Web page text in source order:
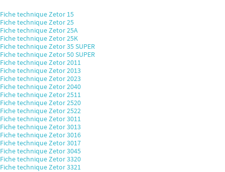
Fiche technique Zetor 15
Fiche technique Zetor 25
Fiche technique Zetor 25A
Fiche technique Zetor 25K
Fiche technique Zetor 35 SUPER
Fiche technique Zetor 50 SUPER
Fiche technique Zetor 2011
Fiche technique Zetor 2013
Fiche technique Zetor 2023
Fiche technique Zetor 2040
Fiche technique Zetor 2511
Fiche technique Zetor 2520
Fiche technique Zetor 2522
Fiche technique Zetor 3011
Fiche technique Zetor 3013
Fiche technique Zetor 3016
Fiche technique Zetor 3017
Fiche technique Zetor 3045
Fiche technique Zetor 3320
Fiche technique Zetor 3321